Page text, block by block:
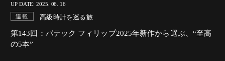
UP DATE: 2025. 06. 16
連載 高級時計を巡る旅
第143回：パテック フィリップ2025年新作から選ぶ、“至高
の5本”